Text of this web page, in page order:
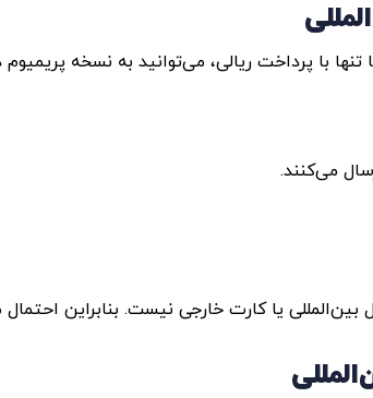
با پرداخت ریالی، می‌توانید به نسخه
می‌کنند.
بین‌المللی یا کارت خارجی نیست. بنابراین